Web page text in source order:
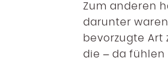
Zum anderen
darunter
bevorzugte
die – da